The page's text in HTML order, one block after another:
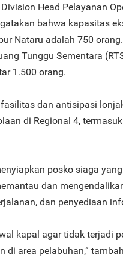
Head Pelayanan
bahwa kapasitas
Nataru adalah 750
Tunggu Sementara
1.500 orang.
dan antisipasi
di Regional 4,
posko siaga
dan
dan penyediaan
kapal agar tidak terjadi
di area pelabuhan,”